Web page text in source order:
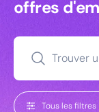
offres
Trouver
Tous les filtres